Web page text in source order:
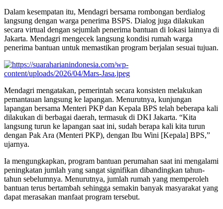
Dalam kesempatan itu, Mendagri bersama rombongan berdialog
langsung dengan warga penerima BSPS. Dialog juga dilakukan
secara virtual dengan sejumlah penerima bantuan di lokasi lainnya di
Jakarta. Mendagri mengecek langsung kondisi rumah warga
penerima bantuan untuk memastikan program berjalan sesuai tujuan.
Mendagri mengatakan, pemerintah secara konsisten melakukan
pemantauan langsung ke lapangan. Menurutnya, kunjungan
lapangan bersama Menteri PKP dan Kepala BPS telah beberapa kali
dilakukan di berbagai daerah, termasuk di DKI Jakarta. “Kita
langsung turun ke lapangan saat ini, sudah berapa kali kita turun
dengan Pak Ara (Menteri PKP), dengan Ibu Wini [Kepala] BPS,”
ujarnya.
Ia mengungkapkan, program bantuan perumahan saat ini mengalami
peningkatan jumlah yang sangat signifikan dibandingkan tahun-
tahun sebelumnya. Menurutnya, jumlah rumah yang memperoleh
bantuan terus bertambah sehingga semakin banyak masyarakat yang
dapat merasakan manfaat program tersebut.